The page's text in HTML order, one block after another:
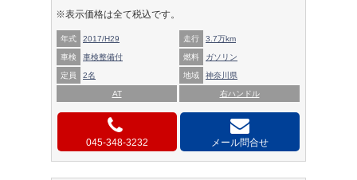
※表示価格は全て税込です。
年式 2017/H29 走行 3.7万km
車検 車検整備付 燃料 ガソリン
定員 2名 地域 神奈川県
AT 右ハンドル
045-348-3232 メール問合せ